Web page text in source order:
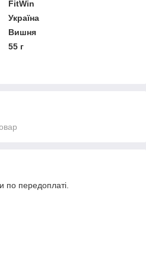
FitWin
Україна
Вишня
55 г
по передоплаті.